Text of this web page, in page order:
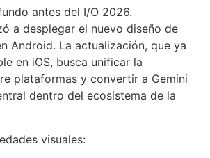
antes del I/O 2026.
a desplegar el nuevo diseño de
Android. La actualización, que ya
en iOS, busca unificar la
plataformas y convertir a Gemini
dentro del ecosistema de la
visuales: